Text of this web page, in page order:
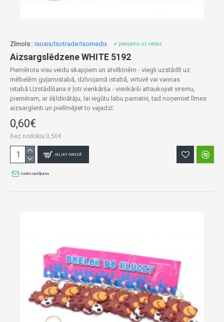
Zīmols:: Isoxis/Isotrade/Isomedix ✔ pieejams uz vietas
Aizsargslēdzene WHITE 5192
Piemērota visu veidu skapjiem un atvilktnēm - viegli uzstādīt uz
mēbelēm guļamistabā, dzīvojamā istabā, virtuvē vai vannas
istabā.Uzstādīšana ir ļoti vienkārša - vienkārši attaukojiet virsmu,
piemēram, ar šķīdinātāju, lai iegūtu labu pamatni, tad noņemiet līmes
aizsarglenti un pielīmējiet to vajadzī..
0,60€
Bez nodokļa:0,50€
IELIKT GROZĀ
Uzdot jautājumu